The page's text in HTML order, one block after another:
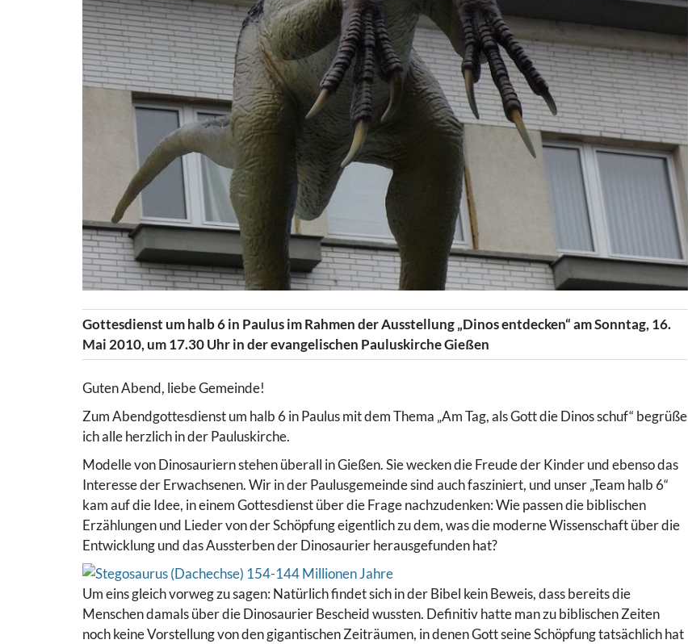
Gottesdienst um halb 6 in Paulus im Rahmen der Ausstellung „Dinos entdecken“ am Sonntag, 16.
Mai 2010, um 17.30 Uhr in der evangelischen Pauluskirche Gießen
Guten Abend, liebe Gemeinde!
Zum Abendgottesdienst um halb 6 in Paulus mit dem Thema „Am Tag, als Gott die Dinos schuf“ begrüße
ich alle herzlich in der Pauluskirche.
Modelle von Dinosauriern stehen überall in Gießen. Sie wecken die Freude der Kinder und ebenso das
Interesse der Erwachsenen. Wir in der Paulusgemeinde sind auch fasziniert, und unser „Team halb 6“
kam auf die Idee, in einem Gottesdienst über die Frage nachzudenken: Wie passen die biblischen
Erzählungen und Lieder von der Schöpfung eigentlich zu dem, was die moderne Wissenschaft über die
Entwicklung und das Aussterben der Dinosaurier herausgefunden hat?
Um eins gleich vorweg zu sagen: Natürlich findet sich in der Bibel kein Beweis, dass bereits die
Menschen damals über die Dinosaurier Bescheid wussten. Definitiv hatte man zu biblischen Zeiten
noch keine Vorstellung von den gigantischen Zeiträumen, in denen Gott seine Schöpfung tatsächlich hat